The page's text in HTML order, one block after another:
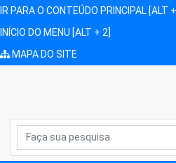
IR PARA O CONTEÚDO PRINCIPAL [ALT
INÍCIO DO MENU [ALT + 2]
MAPA DO SITE